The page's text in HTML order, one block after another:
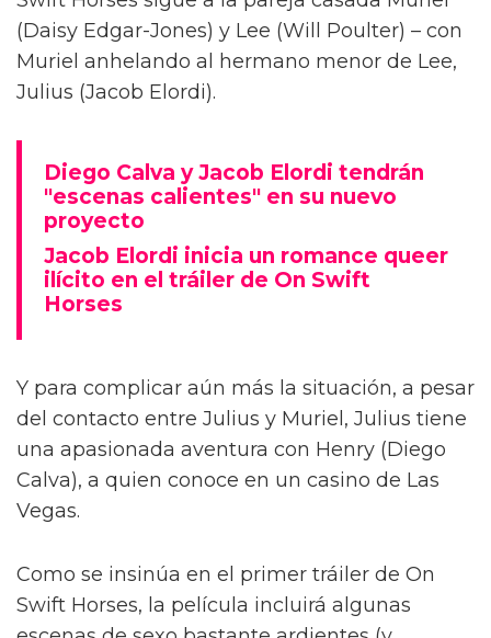
Diego Calva ha hablado sobre las escenas
desnudas con el actor de Euphoria y su novio
en pantalla Jacob Elordi para On Swift Horses,
describiéndolas como 'intimidantes'.
Basada en el libro de Shannon Pufahl, On
Swift Horses sigue a la pareja casada Muriel
(Daisy Edgar-Jones) y Lee (Will Poulter) – con
Muriel anhelando al hermano menor de Lee,
Diego Calva y Jacob Elordi tendrán
"escenas calientes" en su nuevo
proyecto
Jacob Elordi inicia un romance queer
ilícito en el tráiler de On Swift
Y para complicar aún más la situación, a pesar